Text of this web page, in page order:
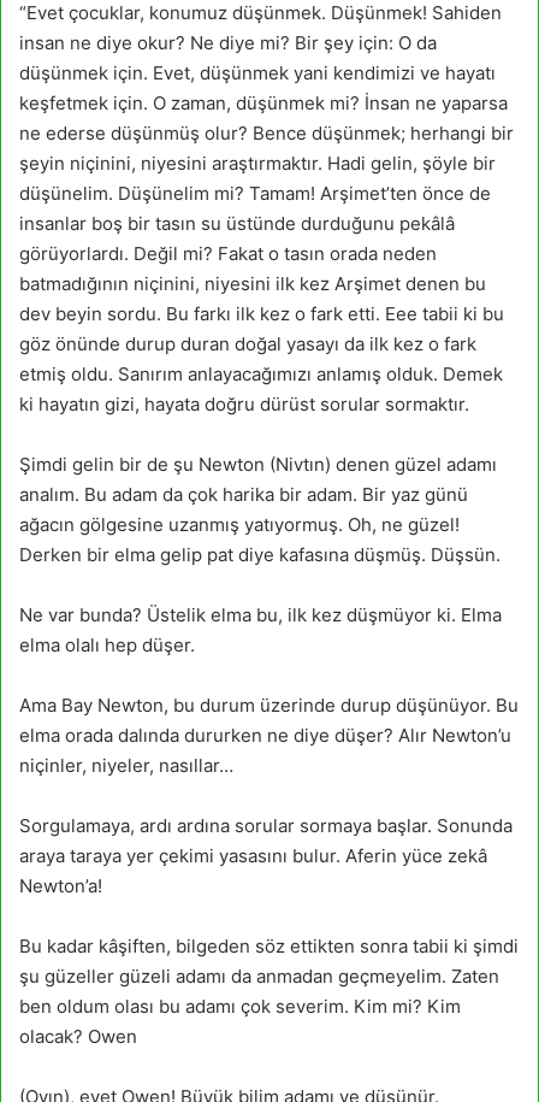
“Evet çocuklar, konumuz düşünmek. Düşünmek! Sahiden
insan ne diye okur? Ne diye mi? Bir şey için: O da
düşünmek için. Evet, düşünmek yani kendimizi ve hayatı
keşfetmek için. O zaman, düşünmek mi? İnsan ne yaparsa
ne ederse düşünmüş olur? Bence düşünmek; herhangi bir
şeyin niçinini, niyesini araştırmaktır. Hadi gelin, şöyle bir
düşünelim. Düşünelim mi? Tamam! Arşimet’ten önce de
insanlar boş bir tasın su üstünde durduğunu pekâlâ
görüyorlardı. Değil mi? Fakat o tasın orada neden
batmadığının niçinini, niyesini ilk kez Arşimet denen bu
dev beyin sordu. Bu farkı ilk kez o fark etti. Eee tabii ki bu
göz önünde durup duran doğal yasayı da ilk kez o fark
etmiş oldu. Sanırım anlayacağımızı anlamış olduk. Demek
ki hayatın gizi, hayata doğru dürüst sorular sormaktır.
Şimdi gelin bir de şu Newton (Nivtın) denen güzel adamı
analım. Bu adam da çok harika bir adam. Bir yaz günü
ağacın gölgesine uzanmış yatıyormuş. Oh, ne güzel!
Derken bir elma gelip pat diye kafasına düşmüş. Düşsün.
Ne var bunda? Üstelik elma bu, ilk kez düşmüyor ki. Elma
elma olalı hep düşer.
Ama Bay Newton, bu durum üzerinde durup düşünüyor. Bu
elma orada dalında dururken ne diye düşer? Alır Newton’u
niçinler, niyeler, nasıllar…
Sorgulamaya, ardı ardına sorular sormaya başlar. Sonunda
araya taraya yer çekimi yasasını bulur. Aferin yüce zekâ
Newton’a!
Bu kadar kâşiften, bilgeden söz ettikten sonra tabii ki şimdi
şu güzeller güzeli adamı da anmadan geçmeyelim. Zaten
ben oldum olası bu adamı çok severim. Kim mi? Kim
olacak? Owen
(Ovın), evet Owen! Büyük bilim adamı ve düşünür.